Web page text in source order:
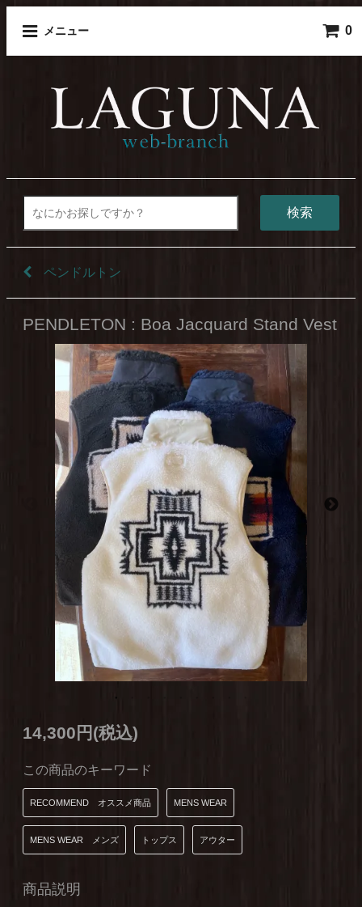
メニュー 0
検索
ペンドルトン
PENDLETON : Boa Jacquard Stand Vest
14,300円(税込)
この商品のキーワード
RECOMMEND オススメ商品 MENS WEAR
MENS WEAR メンズ トップス アウター
商品説明